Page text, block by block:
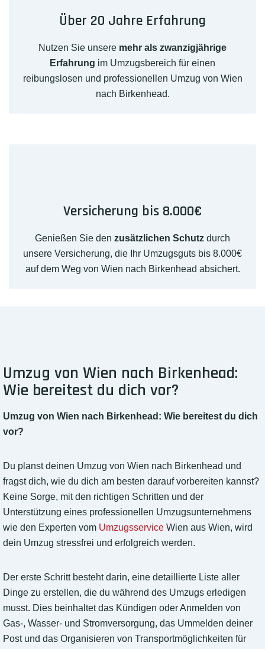
Über 20 Jahre Erfahrung
Nutzen Sie unsere mehr als zwanzigjährige
Erfahrung im Umzugsbereich für einen
reibungslosen und professionellen Umzug von Wien
nach Birkenhead.
Versicherung bis 8.000€
Genießen Sie den zusätzlichen Schutz durch
unsere Versicherung, die Ihr Umzugsguts bis 8.000€
auf dem Weg von Wien nach Birkenhead absichert.
Umzug von Wien nach Birkenhead:
Wie bereitest du dich vor?
Umzug von Wien nach Birkenhead: Wie bereitest du dich
vor?
Du planst deinen Umzug von Wien nach Birkenhead und
fragst dich, wie du dich am besten darauf vorbereiten kannst?
Keine Sorge, mit den richtigen Schritten und der
Unterstützung eines professionellen Umzugsunternehmens
wie den Experten vom Umzugsservice Wien aus Wien, wird
dein Umzug stressfrei und erfolgreich werden.
Der erste Schritt besteht darin, eine detaillierte Liste aller
Dinge zu erstellen, die du während des Umzugs erledigen
musst. Dies beinhaltet das Kündigen oder Anmelden von
Gas-, Wasser- und Stromversorgung, das Ummelden deiner
Post und das Organisieren von Transportmöglichkeiten für